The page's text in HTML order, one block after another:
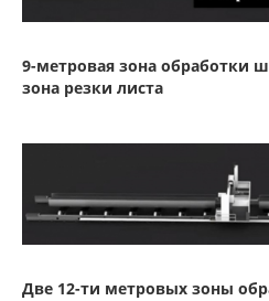
9-метровая зона обработки
зона резки листа
Две 12-ти метровых зоны